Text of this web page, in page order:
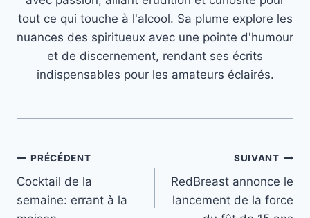
tout ce qui touche à l'alcool. Sa plume explore les
nuances des spiritueux avec une pointe d'humour
et de discernement, rendant ses écrits
indispensables pour les amateurs éclairés.
Navigation
de
PRÉCÉDENT
Cocktail de la
semaine: errant à la
SUIVANT
RedBreast annonce le
lancement de la force